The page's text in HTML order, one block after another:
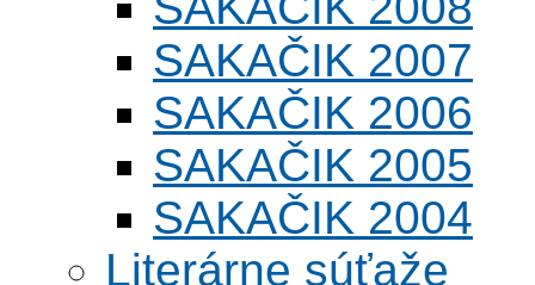
SAKAČIK 2007
SAKAČIK 2006
SAKAČIK 2005
SAKAČIK 2004
Literárne súťaže